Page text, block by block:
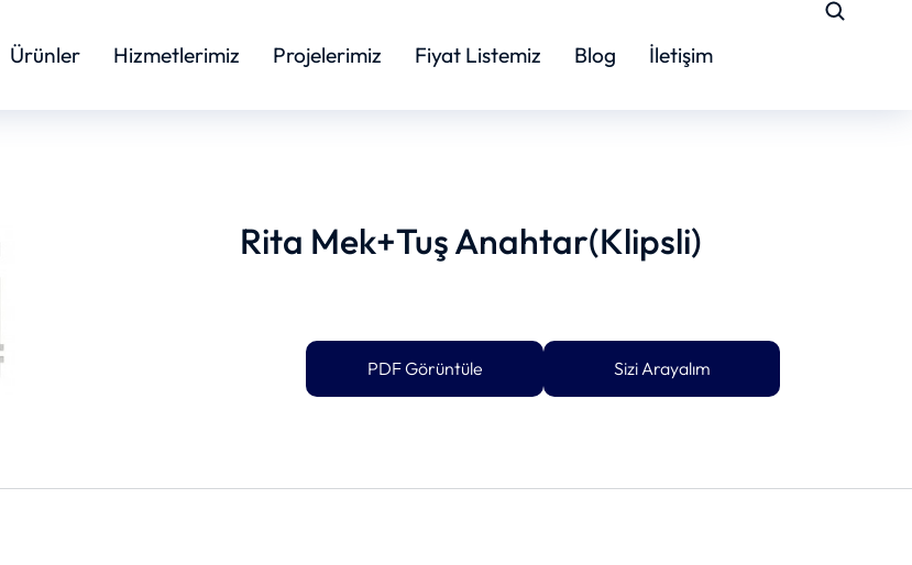
Ürünler Hizmetlerimiz Projelerimiz Fiyat Listemiz Blog İletişim
Rita Mek+Tuş Anahtar(Klipsli)
PDF Görüntüle Sizi Arayalım